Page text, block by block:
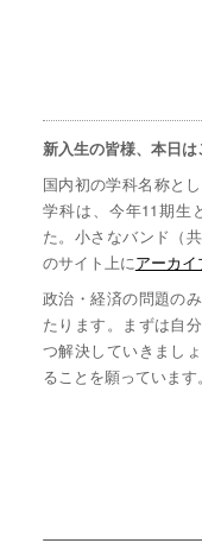
新入生の皆様、本日は
国内初の学科名称と
学科は、今年11期生
た。小さなバンド（
のサイト上にアーカイ
政治・経済の問題の
たります。まずは自
つ解決していきまし
ることを願っています。